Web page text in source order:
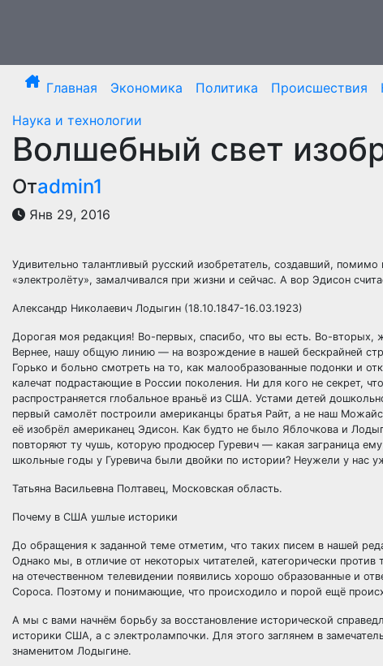
Главная Экономика Политика Происшествия
Наука и технологии
Волшебный свет
Отadmin1
Янв 29, 2016
Удивительно талантливый русский изобретатель, создавший,
«электролёту», замалчивался при жизни и сейчас. А вор Эдисон
Александр Николаевич Лодыгин (18.10.1847-16.03.1923)
Дорогая моя редакция! Во-первых, спасибо, что вы есть. Во-
Вернее, нашу общую линию — на возрождение в нашей бескрайней
Горько и больно смотреть на то, как малообразованные подонки и
калечат подрастающие в России поколения. Ни для кого не секрет,
распространяется глобальное враньё из США. Устами детей
первый самолёт построили американцы братья Райт, а не наш
её изобрёл американец Эдисон. Как будто не было Яблочкова и
повторяют ту чушь, которую продюсер Гуревич — какая заграница
школьные годы у Гуревича были двойки по истории? Неужели у нас
Татьяна Васильевна Полтавец, Московская область.
Почему в США ушлые историки
До обращения к заданной теме отметим, что таких писем в нашей
Однако мы, в отличие от некоторых читателей, категорически
на отечественном телевидении появились хорошо образованные и
Сороса. Поэтому и понимающие, что происходило и порой ещё
А мы с вами начнём борьбу за восстановление исторической
историки США, а с электролампочки. Для этого заглянем в
знаменитом Лодыгине.